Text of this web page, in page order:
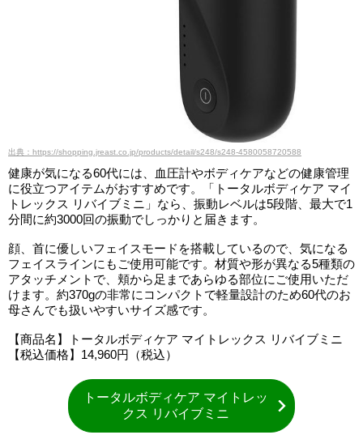
出典：https://shopping.jreast.co.jp/products/detail/s248/s248-4580058720588
健康が気になる60代には、血圧計やボディケアなどの健康管理
に役立つアイテムがおすすめです。「トータルボディケア マイ
トレックス リバイブミニ」なら、振動レベルは5段階、最大で1
分間に約3000回の振動でしっかりと届きます。
顔、首に優しいフェイスモードを搭載しているので、気になる
フェイスラインにもご使用可能です。材質や形が異なる5種類の
アタッチメントで、頬から足まであらゆる部位にご使用いただ
けます。約370gの非常にコンパクトで軽量設計のため60代のお
母さんでも扱いやすいサイズ感です。
【商品名】トータルボディケア マイトレックス リバイブミニ
【税込価格】14,960円（税込）
トータルボディケア マイトレッ
クス リバイブミニ